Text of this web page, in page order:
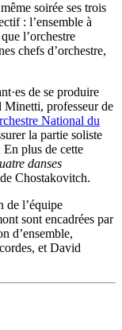
soirée ses trois
: l’ensemble à
l’orchestre
chefs d’orchestre,
de se produire
Minetti, professeur de
National du
la partie soliste
plus de cette
danses
Chostakovitch.
de l’équipe
sont encadrées par
d’ensemble,
et David